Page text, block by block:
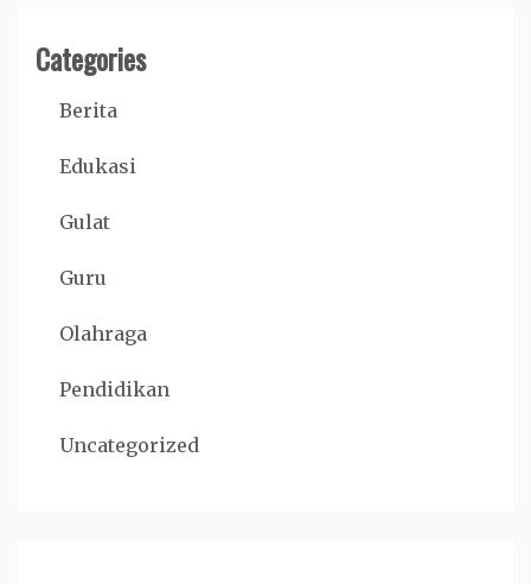
Categories
Berita
Edukasi
Gulat
Guru
Olahraga
Pendidikan
Uncategorized